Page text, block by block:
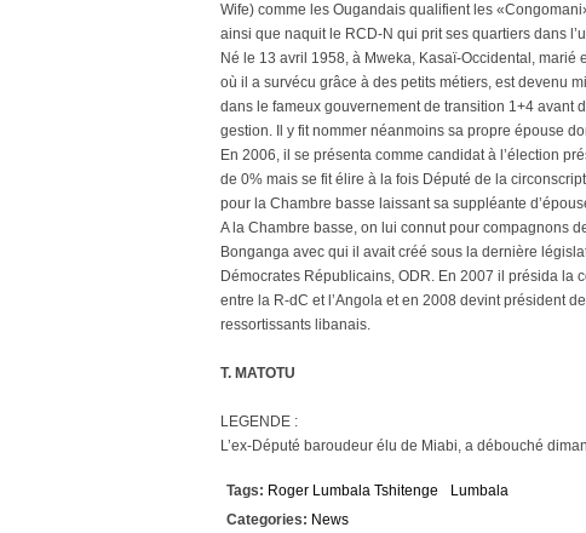
Wife) comme les Ougandais qualifient les
ainsi que naquit le RCD-N qui prit ses quartiers dans
Né le 13 avril 1958, à Mweka, Kasaï-Occidental, marié
où il a survécu grâce à des petits métiers, est devenu
dans le fameux gouvernement de transition 1+4 avant
gestion. Il y fit nommer néanmoins sa propre épouse
En 2006, il se présenta comme candidat à l’élection
de 0% mais se fit élire à la fois Député de la
pour la Chambre basse laissant sa suppléante
A la Chambre basse, on lui connut pour compagnons
Bonganga avec qui il avait créé sous la dernière
Démocrates Républicains, ODR. En 2007 il présida la
entre la R-dC et l’Angola et en 2008 devint président
ressortissants libanais.
T. MATOTU
LEGENDE :
L’ex-Député baroudeur élu de Miabi, a débouché
Tags: Roger Lumbala Tshitenge
Lumbala
Categories: News